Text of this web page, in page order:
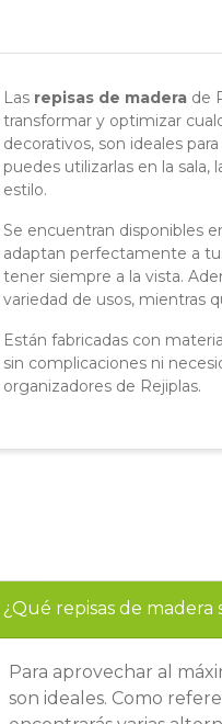
Las repisas de madera de
transformar y optimizar
decorativos, son ideales
puedes utilizarlas en la
estilo.
Se encuentran disponibles
adaptan perfectamente a
tener siempre a la vista.
variedad de usos, mientras
Están fabricadas con
sin complicaciones ni
organizadores de Rejiplas.
¿Qué repisas de madera
Para aprovechar al
son ideales. Como